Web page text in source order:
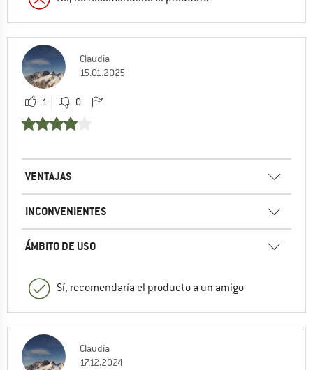
Claudia
15.01.2025
1 0
VENTAJAS
INCONVENIENTES
ÁMBITO DE USO
Sí, recomendaría el producto a un amigo
Claudia
17.12.2024